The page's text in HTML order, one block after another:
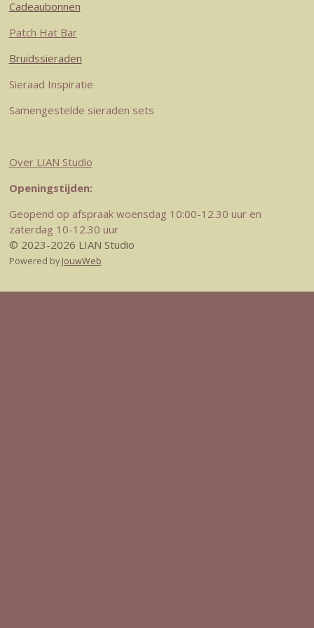
Cadeaubonnen
Patch Hat Bar
Bruidssieraden
Sieraad Inspiratie
Samengestelde sieraden sets
Over LIAN Studio
Openingstijden:
Geopend op afspraak woensdag 10:00-12.30 uur en
zaterdag 10-12.30 uur
© 2023-2026 LIAN Studio
Powered by JouwWeb